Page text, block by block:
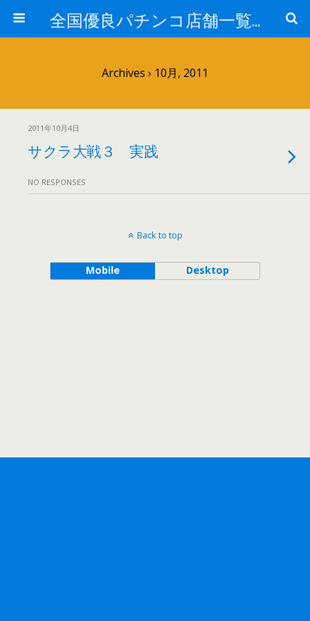
全国優良パチンコ店舗一覧：プロ厳選ガイド
Archives › 10月, 2011
2011年10月4日
サクラ大戦３ 実践
NO RESPONSES
Back to top
Mobile Desktop